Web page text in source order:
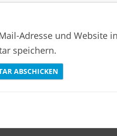
Adresse und Website
speichern.